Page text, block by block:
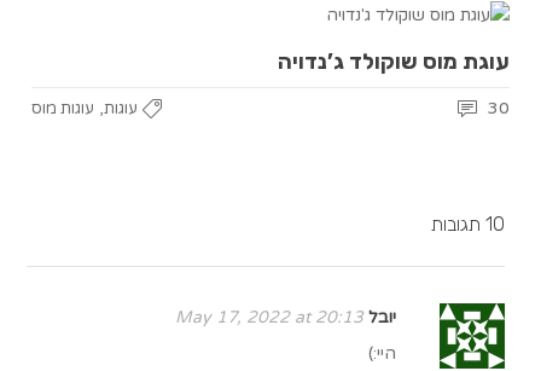
עוגת מוס שוקולד ג’נדויה
עוגות, עוגות מוס 30
10 תגובות
יובל May 17, 2022 at 20:13
היי:)